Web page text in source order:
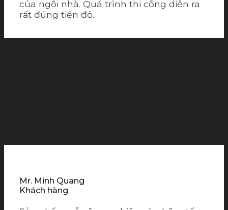
của ngôi nhà. Quá trình thi công diễn ra
rất đúng tiến độ.
Mr. Minh Quang
Khách hàng